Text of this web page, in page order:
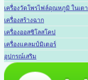
เครื่องวัดโพรไฟล์อุณหภูมิ ในเตา
เครื่องสร้างฉาก
เครื่องออสซิโลสโคป
เครื่องแคลมป์มิเตอร์
อุปกรณ์เสริม